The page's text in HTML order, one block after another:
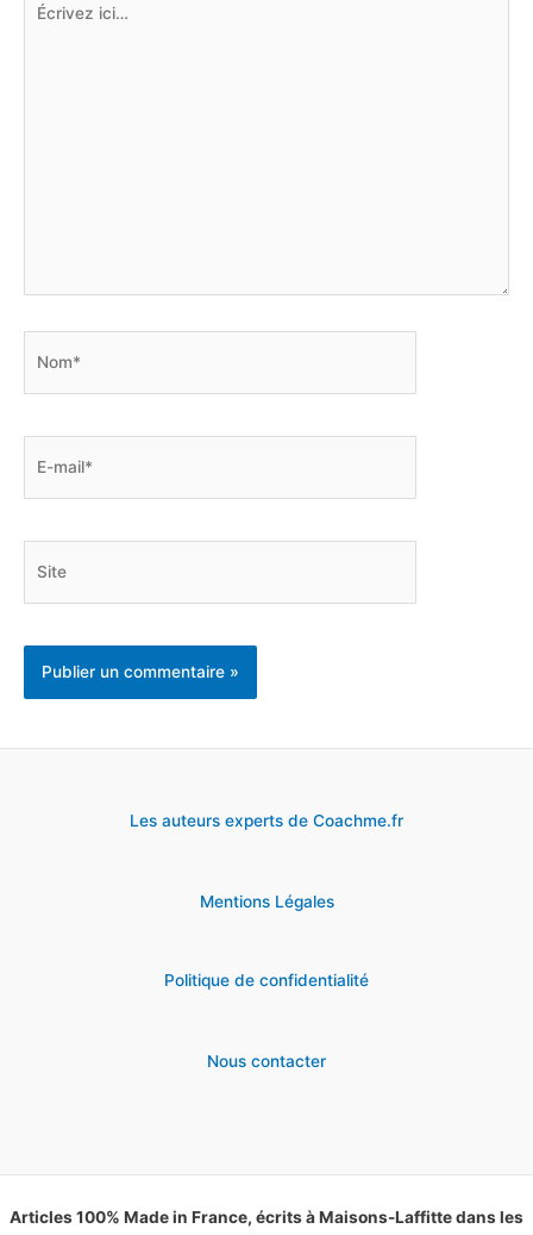
Les auteurs experts de Coachme.fr
Mentions Légales
Politique de confidentialité
Nous contacter
Articles 100% Made in France, écrits à Maisons-Laffitte dans les